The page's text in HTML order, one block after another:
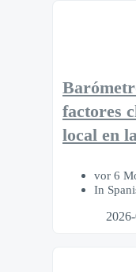
factores
local en
vor 6
In